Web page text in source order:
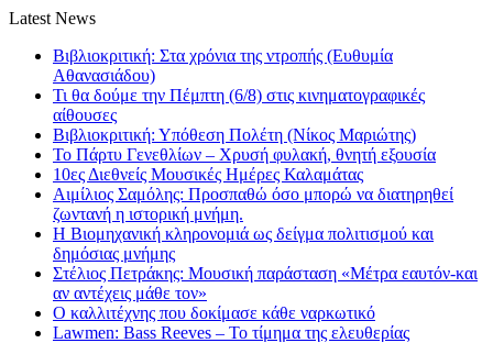
Latest News
Βιβλιοκριτική: Στα χρόνια της ντροπής (Ευθυμία
Αθανασιάδου)
Τι θα δούμε την Πέμπτη (6/8) στις κινηματογραφικές
αίθουσες
Βιβλιοκριτική: Υπόθεση Πολέτη (Νίκος Μαριώτης)
Το Πάρτυ Γενεθλίων – Χρυσή φυλακή, θνητή εξουσία
10ες Διεθνείς Μουσικές Ημέρες Καλαμάτας
Αιμίλιος Σαμόλης: Προσπαθώ όσο μπορώ να διατηρηθεί
ζωντανή η ιστορική μνήμη.
Η Βιομηχανική κληρονομιά ως δείγμα πολιτισμού και
δημόσιας μνήμης
Στέλιος Πετράκης: Μουσική παράσταση «Μέτρα εαυτόν-και
αν αντέχεις μάθε τον»
Ο καλλιτέχνης που δοκίμασε κάθε ναρκωτικό
Lawmen: Bass Reeves – Το τίμημα της ελευθερίας